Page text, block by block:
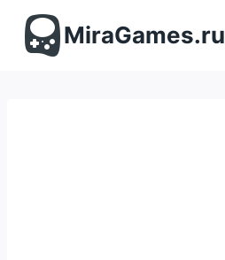
содержимомуMiraGames.ru